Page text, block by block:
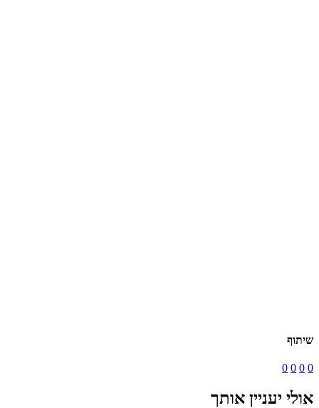
שיתוף
0
0
0
0
אולי יעניין אותך